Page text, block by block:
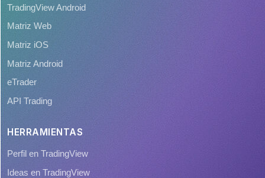
TradingView Android
Matriz Web
Matriz iOS
Matriz Android
eTrader
API Trading
HERRAMIENTAS
Perfil en TradingView
Ideas en TradingView